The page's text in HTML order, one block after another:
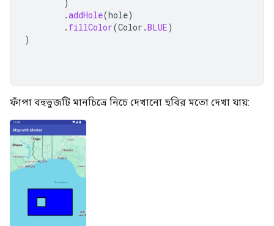
)
.addHole(hole)
. fillColor(Color .BLUE)
)
ফাঁপা বহুভুজটি মানচিত্রে নিচে দেখানো ছবির মতো দেখা যায়: